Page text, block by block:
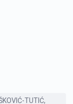
TUTIĆ,